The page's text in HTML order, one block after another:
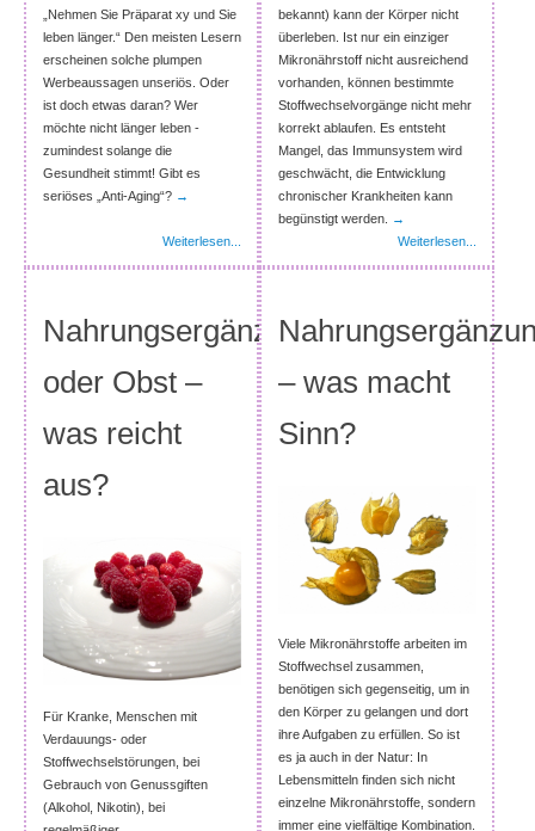
„Nehmen Sie Präparat xy und Sie
leben länger.“ Den meisten Lesern
erscheinen solche plumpen
Werbeaussagen unseriös. Oder
ist doch etwas daran? Wer
möchte nicht länger leben -
zumindest solange die
Gesundheit stimmt! Gibt es
seriöses „Anti-Aging“? →
Weiterlesen...
bekannt) kann der Körper nicht
überleben. Ist nur ein einziger
Mikronährstoff nicht ausreichend
vorhanden, können bestimmte
Stoffwechselvorgänge nicht mehr
korrekt ablaufen. Es entsteht
Mangel, das Immunsystem wird
geschwächt, die Entwicklung
chronischer Krankheiten kann
begünstigt werden.
→
Weiterlesen...
Nahrungsergänzung
oder Obst –
was reicht
aus?
Für Kranke, Menschen mit
Verdauungs- oder
Stoffwechselstörungen, bei
Gebrauch von Genussgiften
(Alkohol, Nikotin), bei
– was macht
Sinn?
Viele Mikronährstoffe arbeiten im
Stoffwechsel zusammen,
benötigen sich gegenseitig, um in
den Körper zu gelangen und dort
ihre Aufgaben zu erfüllen. So ist
es ja auch in der Natur: In
Lebensmitteln finden sich nicht
einzelne Mikronährstoffe, sondern
immer eine vielfältige Kombination.